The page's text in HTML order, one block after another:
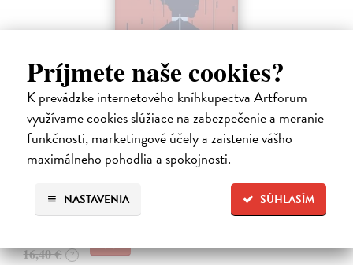
Príjmete naše cookies?
K prevádzke internetového kníhkupectva Artforum
využívame cookies slúžiace na zabezpečenie a meranie
funkčnosti, marketingové účely a zaistenie vášho
maximálneho pohodlia a spokojnosti.
SÚHLASÍM
NASTAVENIA
Tramwaj na Sachsenberg
Sagitarius Petr| Kniha
Tramwaj Cafe je kavárna v polském Těšíně a zároveň místo, kde se
sbíhají všechny nitky související s dalším brutálním zločinem, který
musí vyřešit Roman Saran, major ostravské kriminálky, a jeho tým.
Zasielame do 12 dní
16,40 € ?